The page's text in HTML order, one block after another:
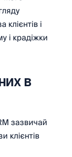
клієнтів і
і крадіжки
в
зазвичай
клієнтів